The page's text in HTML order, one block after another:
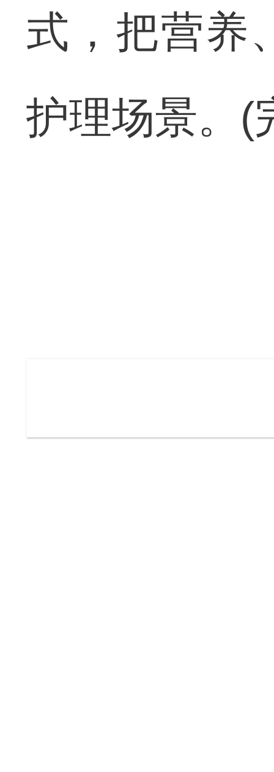
式，把营养
护理场景。(